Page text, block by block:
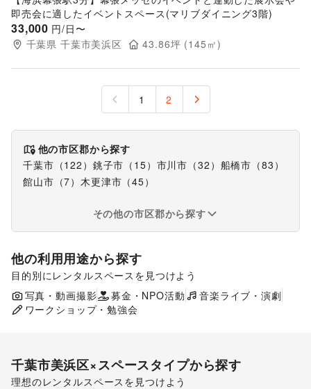
即売会に適したイベントスペース(マリブダイニング3階)
33,000 円/日〜
千葉県 千葉市美浜区 43.86坪 (145 ㎡)
1 2
他の市区郡から探す
千葉市 （122 ） 銚子市 （ 15） 市川市 （32 ） 船橋市 （83 ）
館山市 （7）木更津市 （45）
その他の市区郡から探す
他の利用用途から探す
目的別にレンタルスペースを見つけよう
ポップアップストア
食品販売
販促イベント キッチンカー・移動販売
写真・動画撮影 募金・NPO活動
音楽ライブ・演劇
ワークショップ・勉強会
千葉市美浜区×スペースタイプから探す
理想のレンタルスペースを見つけよう